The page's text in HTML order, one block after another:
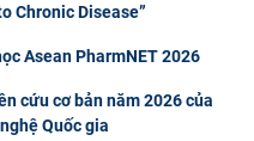
Chronic Disease”
Asean PharmNET 2026
cứu cơ bản năm 2026 của
Quốc gia